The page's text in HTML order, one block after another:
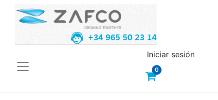
+34 965 50 23 14
0
Iniciar sesión